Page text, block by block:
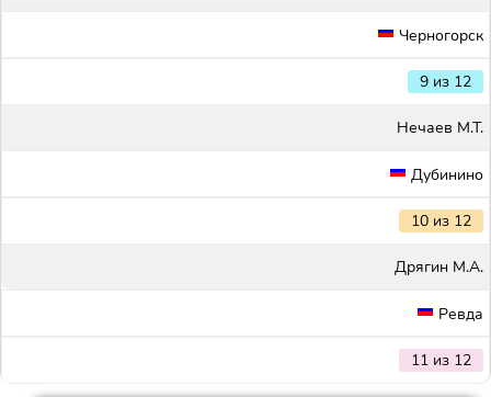
Черногорск
9 из 12
Нечаев М.Т.
Дубинино
10 из 12
Дрягин М.А.
Ревда
11 из 12